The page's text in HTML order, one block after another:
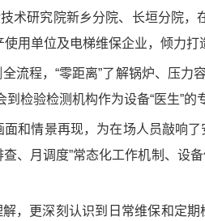
研究院新乡分院、长垣分院，
用单位及电梯维保企业，倾力打
程，“零距离”了解锅炉、压力
检验检测机构作为设备“医生”的
和情景再现，为在场人员敲响
、月调度”常态化工作机制、设
，更深刻认识到日常维保和定